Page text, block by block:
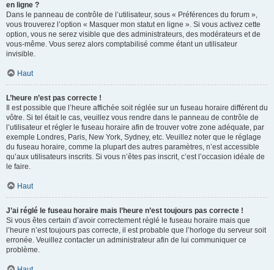
en ligne ?
Dans le panneau de contrôle de l’utilisateur, sous « Préférences du forum »,
vous trouverez l’option « Masquer mon statut en ligne ». Si vous activez cette
option, vous ne serez visible que des administrateurs, des modérateurs et de
vous-même. Vous serez alors comptabilisé comme étant un utilisateur
invisible.
Haut
L’heure n’est pas correcte !
Il est possible que l’heure affichée soit réglée sur un fuseau horaire différent du
vôtre. Si tel était le cas, veuillez vous rendre dans le panneau de contrôle de
l’utilisateur et régler le fuseau horaire afin de trouver votre zone adéquate, par
exemple Londres, Paris, New York, Sydney, etc. Veuillez noter que le réglage
du fuseau horaire, comme la plupart des autres paramètres, n’est accessible
qu’aux utilisateurs inscrits. Si vous n’êtes pas inscrit, c’est l’occasion idéale de
le faire.
Haut
J’ai réglé le fuseau horaire mais l’heure n’est toujours pas correcte !
Si vous êtes certain d’avoir correctement réglé le fuseau horaire mais que
l’heure n’est toujours pas correcte, il est probable que l’horloge du serveur soit
erronée. Veuillez contacter un administrateur afin de lui communiquer ce
problème.